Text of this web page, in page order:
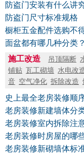
防盗门安装有什么讲
防盗门尺寸标准规格
橱柜五金配件选购不
面盆都有哪几种分类？
施工改造
吊顶隔断
铺贴 瓦工砌墙 水电改
音 空气净化 拆除改造
史上最全老房装修顺
老房装修新建墙体分
老房装修室内拆除注
老房装修时房屋的哪
老房装修新砌墙体标